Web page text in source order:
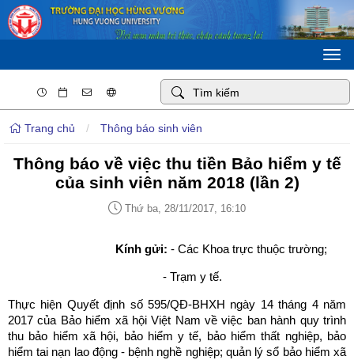
Trang chủ / Thông báo sinh viên
Thông báo về việc thu tiền Bảo hiểm y tế
của sinh viên năm 2018 (lần 2)
Thứ ba, 28/11/2017, 16:10
Kính gửi: - Các Khoa trực thuộc trường;
- Trạm y tế.
Thực hiện Quyết định số 595/QĐ-BHXH ngày 14 tháng 4 năm
2017 của Bảo hiểm xã hội Việt Nam về việc ban hành quy trình
thu bảo hiểm xã hội, bảo hiểm y tế, bảo hiểm thất nghiệp, bảo
hiểm tai nạn lao động - bệnh nghề nghiệp; quản lý sổ bảo hiểm xã